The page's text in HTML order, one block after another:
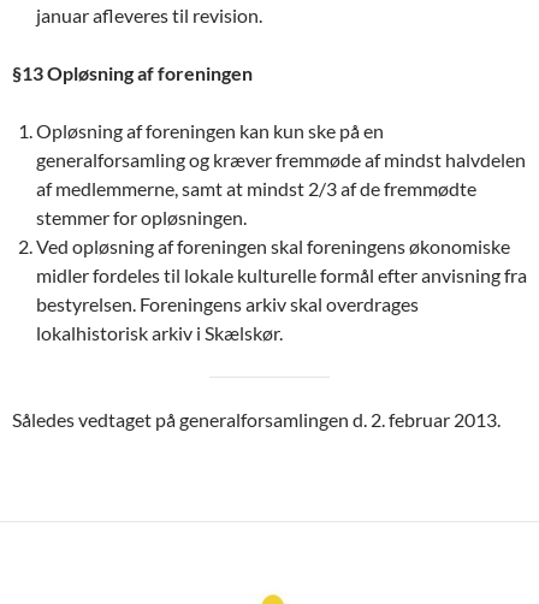
januar afleveres til revision.
§13 Opløsning af foreningen
Opløsning af foreningen kan kun ske på en
generalforsamling og kræver fremmøde af mindst halvdelen
af medlemmerne, samt at mindst 2/3 af de fremmødte
stemmer for opløsningen.
Ved opløsning af foreningen skal foreningens økonomiske
midler fordeles til lokale kulturelle formål efter anvisning fra
bestyrelsen. Foreningens arkiv skal overdrages
lokalhistorisk arkiv i Skælskør.
Således vedtaget på generalforsamlingen d. 2. februar 2013.